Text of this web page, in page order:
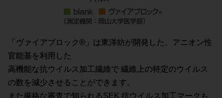
「ヴァイアブロック®」は東洋紡が開発した、アニオン性
官能基を利用した
高機能な抗ウイルス加工繊維で 繊維上の特定のウイルス
の数を減少させることができます。
また厳格な審査で知られるSEK 抗ウイルス加工マークも